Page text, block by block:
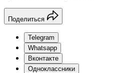
Поделиться
Telegram
Whatsapp
Вконтакте
Одноклассники